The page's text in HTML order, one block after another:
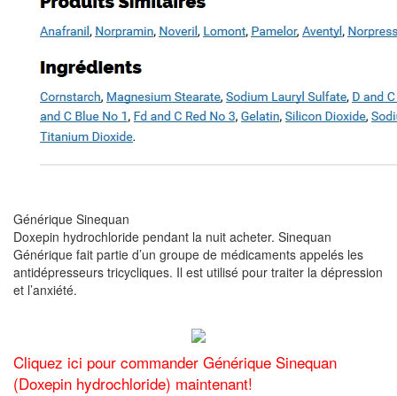
Générique Sinequan
Doxepin hydrochloride pendant la nuit acheter. Sinequan
Générique fait partie d’un groupe de médicaments appelés les
antidépresseurs tricycliques. Il est utilisé pour traiter la dépression
et l’anxiété.
Cliquez ici pour commander Générique Sinequan
(Doxepin hydrochloride) maintenant!